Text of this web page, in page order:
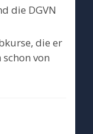
die DGVN
die er
von